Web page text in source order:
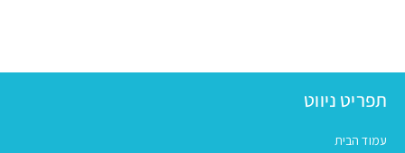
תפריט ניווט
עמוד הבית